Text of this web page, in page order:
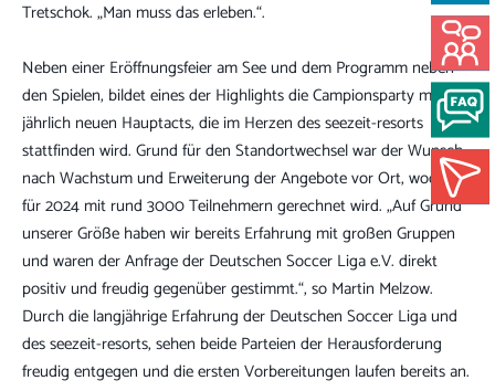
Tretschok. „Man muss das erleben.“.
Neben einer Eröffnungsfeier am See und dem Programm neben
den Spielen, bildet eines der Highlights die Campionsparty mit
jährlich neuen Hauptacts, die im Herzen des seezeit-resorts
stattfinden wird. Grund für den Standortwechsel war der Wunsch
nach Wachstum und Erweiterung der Angebote vor Ort, wodurch
für 2024 mit rund 3000 Teilnehmern gerechnet wird. „Auf Grund
unserer Größe haben wir bereits Erfahrung mit großen Gruppen
und waren der Anfrage der Deutschen Soccer Liga e.V. direkt
positiv und freudig gegenüber gestimmt.“, so Martin Melzow.
Durch die langjährige Erfahrung der Deutschen Soccer Liga und
des seezeit-resorts, sehen beide Parteien der Herausforderung
freudig entgegen und die ersten Vorbereitungen laufen bereits an.
Tel.:
Alles im
Ihren